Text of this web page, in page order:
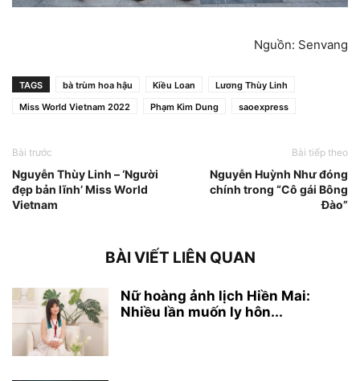
Nguồn: Senvang
TAGS bà trùm hoa hậu Kiều Loan
Lương Thùy Linh
Miss World Vietnam 2022
Phạm Kim Dung saoexpress
Bài trước
Nguyễn Thùy Linh – ‘Người
đẹp bản lĩnh’ Miss World
Vietnam
Bài tiếp theo
Nguyễn Huỳnh Như đóng
chính trong “Cô gái Bông
Đào”
BÀI VIẾT LIÊN QUAN
Nữ hoàng ảnh lịch Hiền Mai:
Nhiều lần muốn ly hôn...